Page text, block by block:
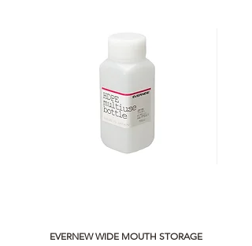
EVERNEW WIDE MOUTH STORAGE